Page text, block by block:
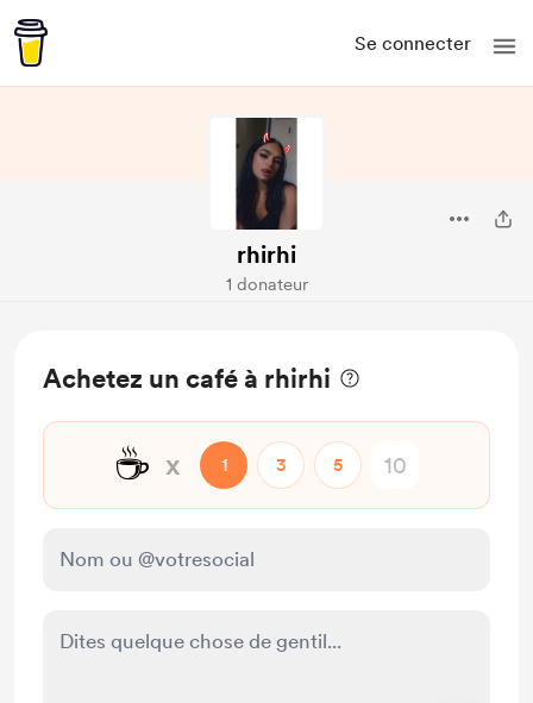
Se connecter
rhirhi
1 donateur
Achetez un café à rhirhi
☕ x 1 3 5